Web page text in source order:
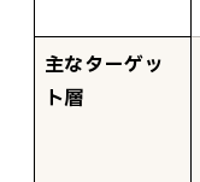
主なターゲッ
ト層